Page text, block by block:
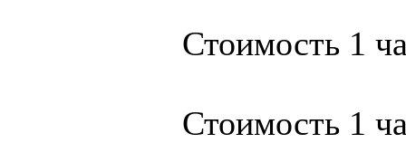
Стоимость 1
Стоимость 1